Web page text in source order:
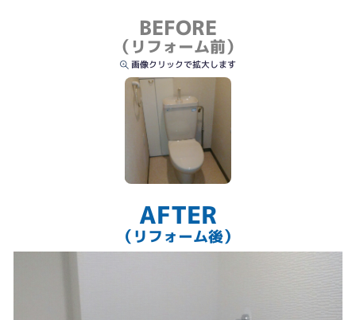
BEFORE
（リフォーム前）
画像クリックで拡大します
AFTER
（リフォーム後）